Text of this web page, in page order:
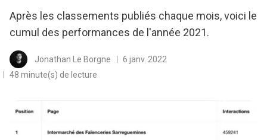
Après les classements publiés chaque mois, voici le
cumul des performances de l'année 2021.
Jonathan Le Borgne
6 janv. 2022
48 minute(s) de lecture